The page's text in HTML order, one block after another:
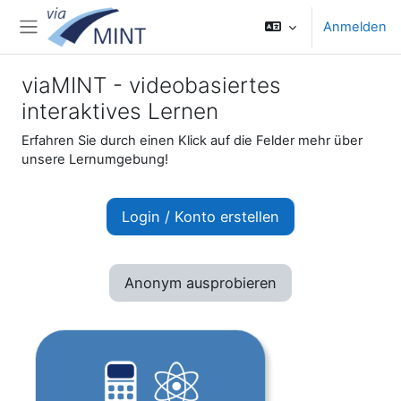
Zum Hauptinhalt
Website-Übersicht
Anmelden
viaMINT - videobasiertes
interaktives Lernen
Erfahren Sie durch einen Klick auf die Felder mehr über
unsere Lernumgebung!
Login / Konto erstellen
Anonym ausprobieren
MINT-Fächer